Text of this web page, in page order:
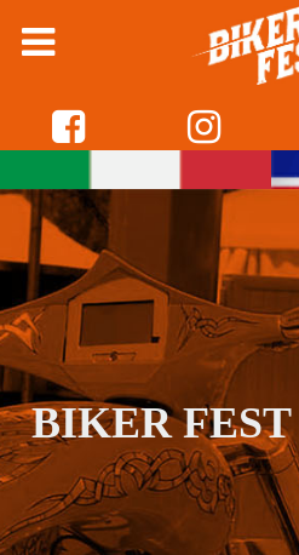
BIKER FEST